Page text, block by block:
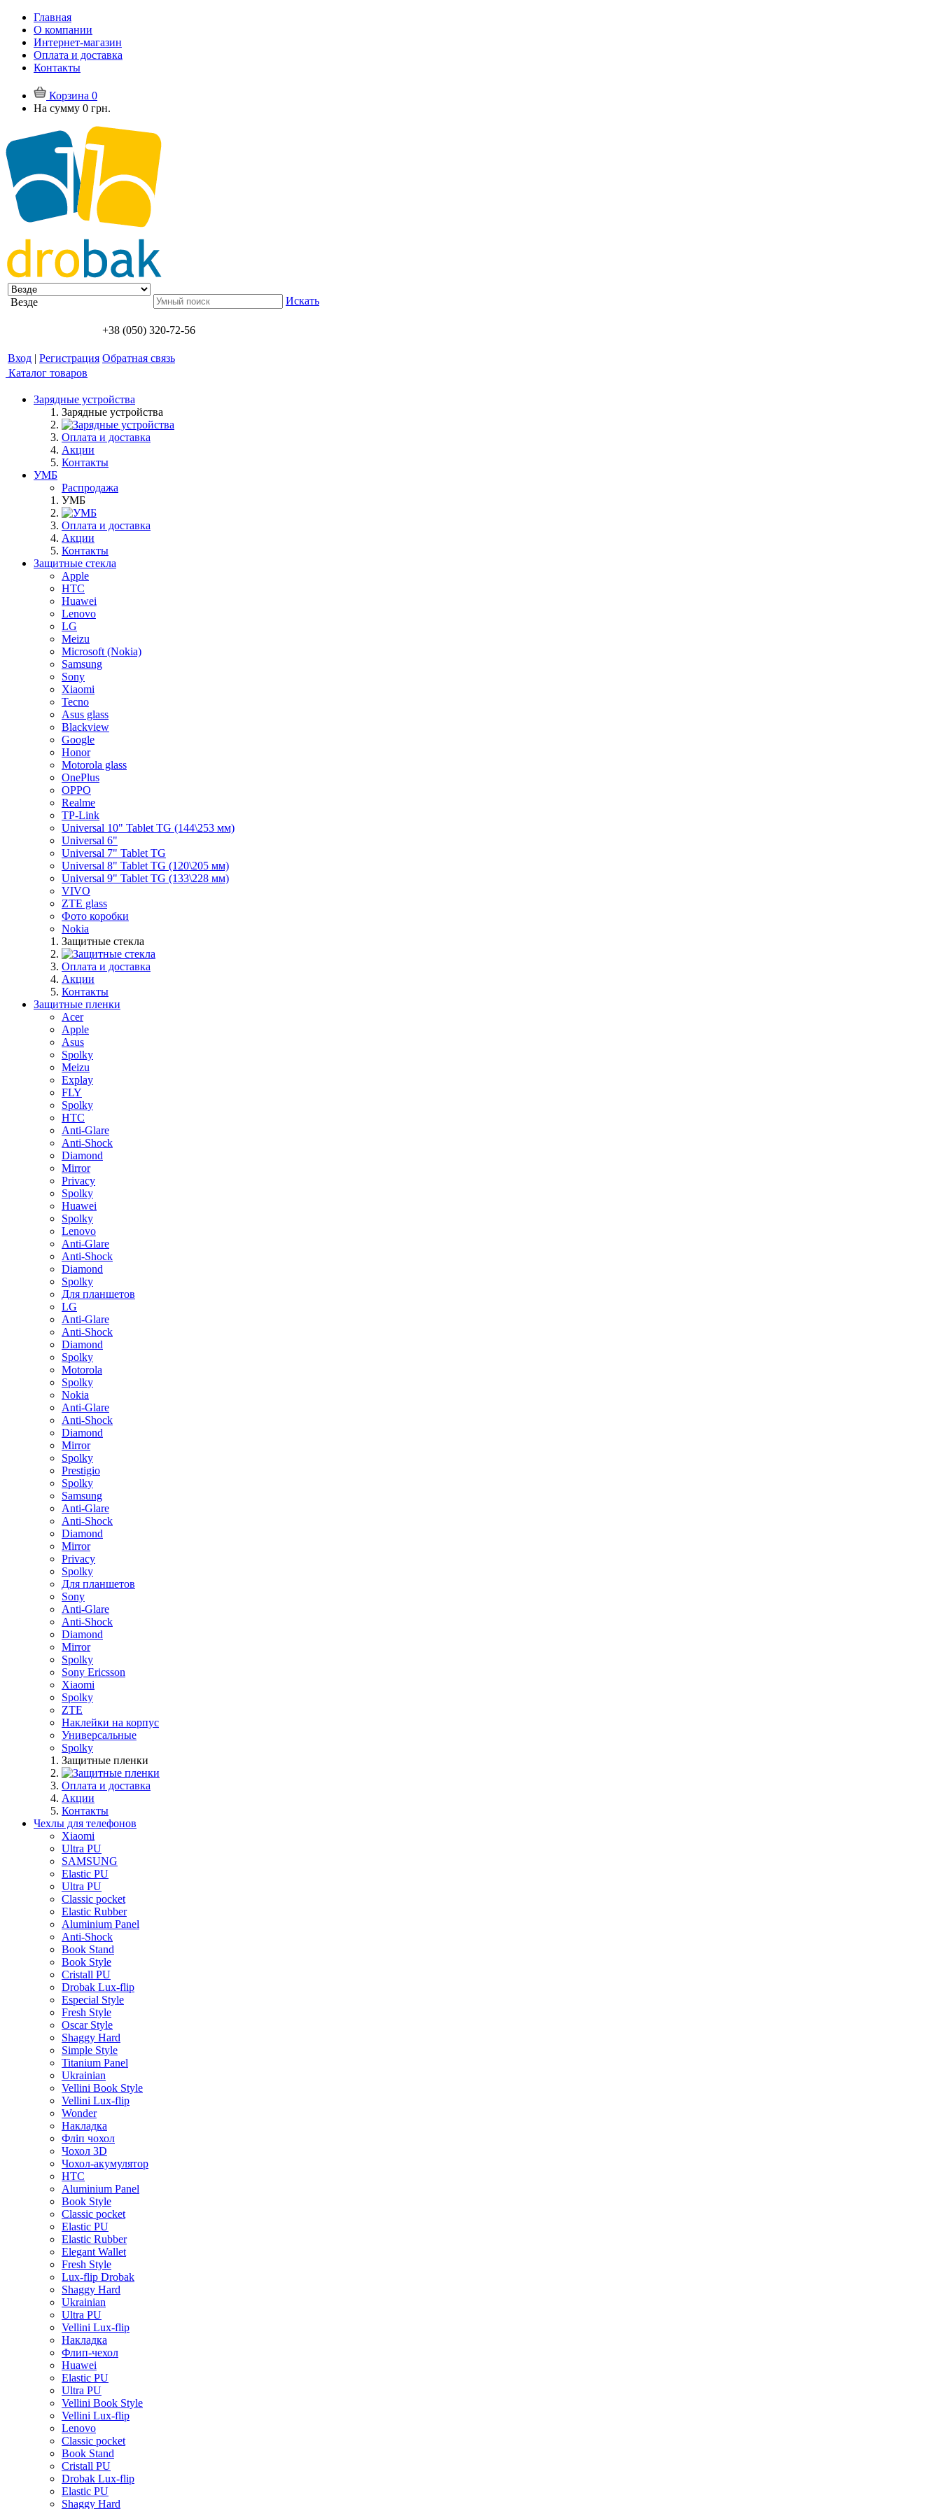
Главная
О компании
Интернет-магазин
Оплата и доставка
Контакты
Корзина 0
На сумму 0 грн.
Везде Искать
+38 (050) 320-72-56
Вход | Регистрация Обратная связь
Каталог товаров
Зарядные устройства
Зарядные устройства
Оплата и доставка
Акции
Контакты
УМБ
Распродажа
УМБ
Оплата и доставка
Акции
Контакты
Защитные стекла
Apple
HTC
Huawei
Lenovo
LG
Meizu
Microsoft (Nokia)
Samsung
Sony
Xiaomi
Tecno
Asus glass
Blackview
Google
Honor
Motorola glass
OnePlus
OPPO
Realme
TP-Link
Universal 10" Tablet TG (144\253 мм)
Universal 6"
Universal 7" Tablet TG
Universal 8" Tablet TG (120\205 мм)
Universal 9" Tablet TG (133\228 мм)
VIVO
ZTE glass
Фото коробки
Nokia
Защитные стекла
Оплата и доставка
Акции
Контакты
Защитные пленки
Acer
Apple
Asus
Spolky
Meizu
Explay
FLY
Spolky
HTC
Anti-Glare
Anti-Shock
Diamond
Mirror
Privacy
Spolky
Huawei
Spolky
Lenovo
Anti-Glare
Anti-Shock
Diamond
Spolky
Для планшетов
LG
Anti-Glare
Anti-Shock
Diamond
Spolky
Motorola
Spolky
Nokia
Anti-Glare
Anti-Shock
Diamond
Mirror
Spolky
Prestigio
Spolky
Samsung
Anti-Glare
Anti-Shock
Diamond
Mirror
Privacy
Spolky
Для планшетов
Sony
Anti-Glare
Anti-Shock
Diamond
Mirror
Spolky
Sony Ericsson
Xiaomi
Spolky
ZTE
Наклейки на корпус
Универсальные
Spolky
Защитные пленки
Оплата и доставка
Акции
Контакты
Чехлы для телефонов
Xiaomi
Ultra PU
SAMSUNG
Elastic PU
Ultra PU
Classic pocket
Elastic Rubber
Aluminium Panel
Anti-Shock
Book Stand
Book Style
Cristall PU
Drobak Lux-flip
Especial Style
Fresh Style
Oscar Style
Shaggy Hard
Simple Style
Titanium Panel
Ukrainian
Vellini Book Style
Vellini Lux-flip
Wonder
Накладка
Фліп чохол
Чохол 3D
Чохол-акумулятор
HTC
Aluminium Panel
Book Style
Classic pocket
Elastic PU
Elastic Rubber
Elegant Wallet
Fresh Style
Lux-flip Drobak
Shaggy Hard
Ukrainian
Ultra PU
Vellini Lux-flip
Накладка
Флип-чехол
Huawei
Elastic PU
Ultra PU
Vellini Book Style
Vellini Lux-flip
Lenovo
Classic pocket
Book Stand
Cristall PU
Drobak Lux-flip
Elastic PU
Shaggy Hard